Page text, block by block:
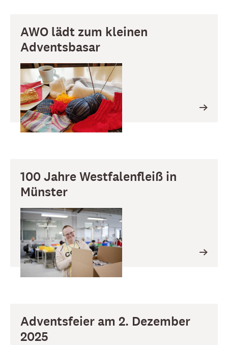
AWO lädt zum kleinen
Adventsbasar
100 Jahre Westfalenfleiß in
Münster
Adventsfeier am 2. Dezember
2025